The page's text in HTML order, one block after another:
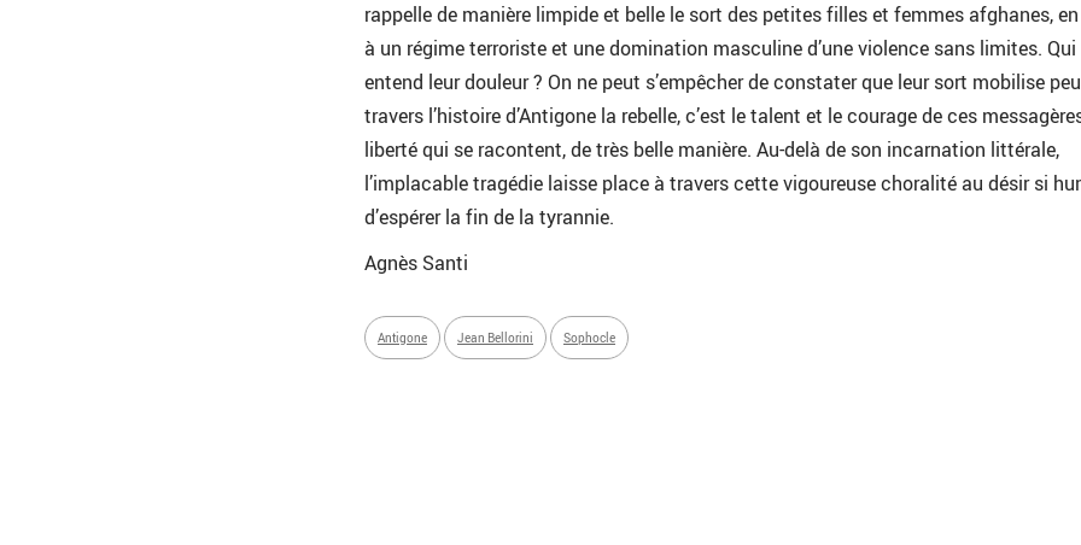
rappelle de manière limpide et belle le sort des petites filles et femmes afghanes,
à un régime terroriste et une domination masculine d’une violence sans limites. Qui
entend leur douleur ? On ne peut s’empêcher de constater que leur sort mobilise
travers l’histoire d’Antigone la rebelle, c’est le talent et le courage de ces
liberté qui se racontent, de très belle manière. Au-delà de son incarnation littérale,
l’implacable tragédie laisse place à travers cette vigoureuse choralité au désir si
d’espérer la fin de la tyrannie.
Agnès Santi
Antigone Jean Bellorini Sophocle